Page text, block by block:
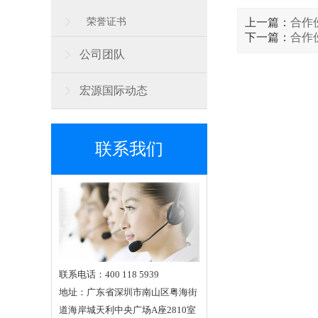
荣誉证书
公司团队
宏源国际动态
联系我们
联系电话：400 118 5939
地址：广东省深圳市南山区粤海街
道海岸城天利中央广场A座2810室
上一篇： 合作
下一篇： 合作